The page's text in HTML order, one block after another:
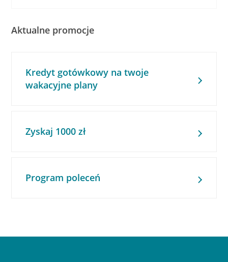
Aktualne promocje
Kredyt gotówkowy na twoje
wakacyjne plany
Zyskaj 1000 zł
Program poleceń